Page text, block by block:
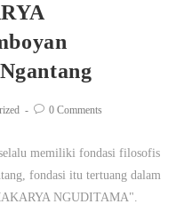
0 Comments
memiliki fondasi filosofis
fondasi itu tertuang dalam
NGUDITAMA".